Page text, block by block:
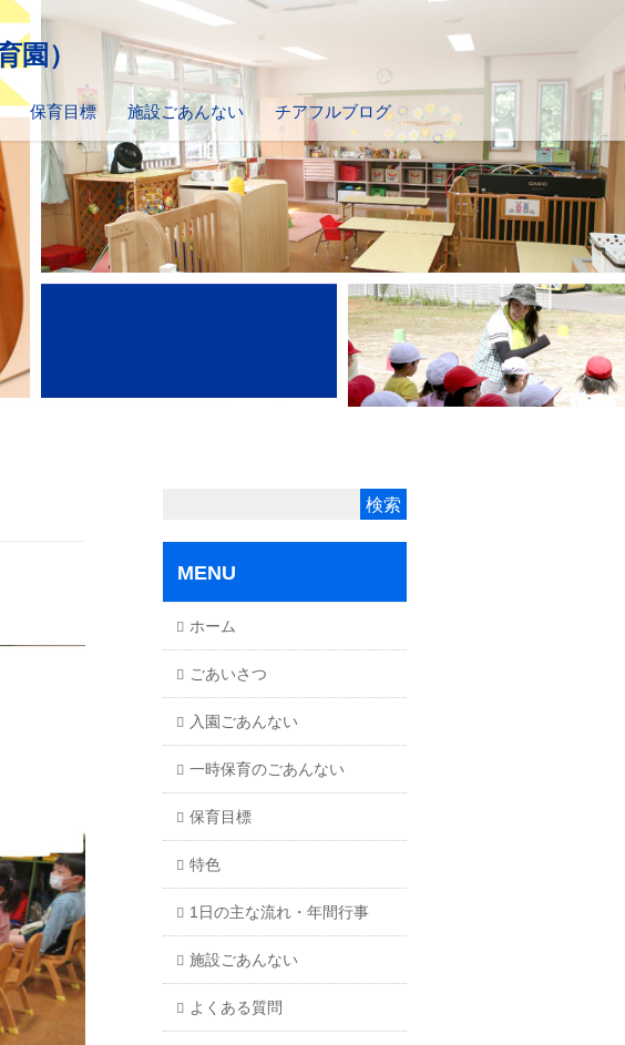
保育目標 施設ごあんない チアフルブログ
MENU
ホーム
ごあいさつ
入園ごあんない
一時保育のごあんない
保育目標
特色
1日の主な流れ・年間行事
施設ごあんない
よくある質問